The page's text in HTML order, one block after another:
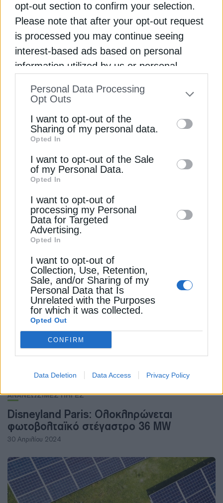
opt-out section to confirm your selection.
Please note that after your opt-out request
is processed you may continue seeing
interest-based ads based on personal
information utilized by us or personal
to your opt-out. You may separately opt-out
information by third parties on the IAB’s list
of downstream participants. This
information may also be disclosed by us to
third parties on theIAB’s List of
Downstream Participants
disclose it to other third parties.
Personal Data Processing
Opt Outs
I want to opt-out of the
Sharing of my personal data.
Opted In
I want to opt-out of the Sale
of my Personal Data.
Opted In
I want to opt-out of
processing my Personal
Data for Targeted
Advertising.
Opted In
I want to opt-out of
Collection, Use, Retention,
Sale, and/or Sharing of my
Personal Data that Is
Unrelated with the Purposes
for which it was collected.
Opted Out
CONFIRM
Data Deletion Data Access Privacy Policy
αυτοκατανάλωση το 19% της εγκατεστημένης
ισχύος ηλεκτρικής ενέργειας
ΕΕ (ΕΥΡΩΠΑΪΚΗ ΕΝΩΣΗ) ΕΝΕΡΓΕΙΑΚΕΣ ΚΟΙΝΟΤΗΤΕΣ
ΔΕΊΤΕ ΕΠΊΣΗΣ
ΑΝΑΝΕΩΣΙΜΕΣ ΠΗΓΕΣ
Τα Δυτικά Βαλκάνια διαθέτουν σημαντικό
δυναμικό για ΑΠΕ
18 Ιουλίου 2024
ΑΝΑΝΕΩΣΙΜΕΣ ΠΗΓΕΣ
Disneyland Paris: Ολοκληρώνεται
φωτοβολταϊκό στέγαστρο 36 MW
30 Απριλίου 2024